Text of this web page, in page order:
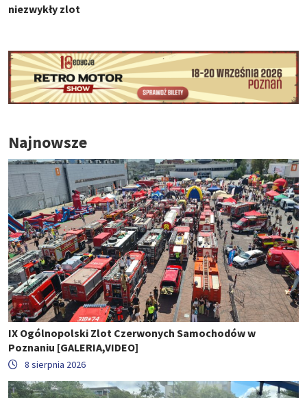
niezwykły zlot
Najnowsze
IX Ogólnopolski Zlot Czerwonych Samochodów w
Poznaniu [GALERIA,VIDEO]
8 sierpnia 2026